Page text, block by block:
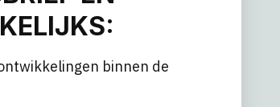
binnen de